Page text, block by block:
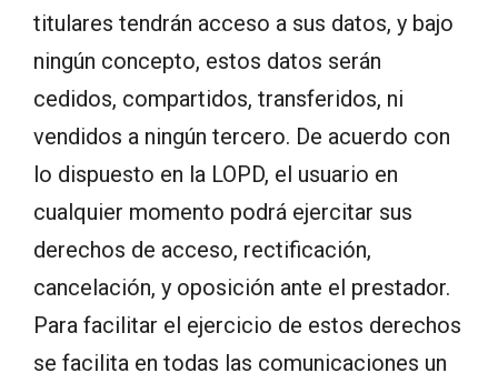
titulares tendrán acceso a sus datos, y bajo
ningún concepto, estos datos serán
cedidos, compartidos, transferidos, ni
vendidos a ningún tercero. De acuerdo con
lo dispuesto en la LOPD, el usuario en
cualquier momento podrá ejercitar sus
derechos de acceso, rectificación,
cancelación, y oposición ante el prestador.
Para facilitar el ejercicio de estos derechos
se facilita en todas las comunicaciones un